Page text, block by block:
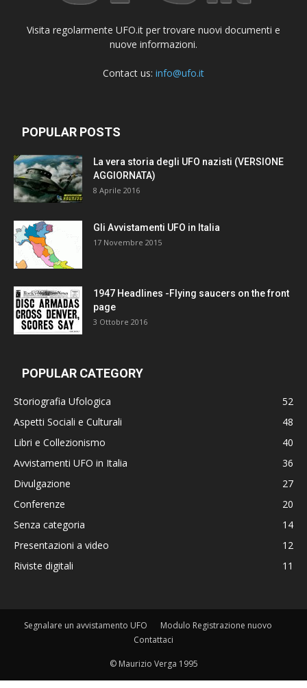
Visita regolarmente UFO.it per trovare nuovi documenti e
nuove informazioni.
Contact us: info@ufo.it
POPULAR POSTS
La vera storia degli UFO nazisti (VERSIONE
AGGIORNATA)
8 Aprile 2016
Gli Avvistamenti UFO in Italia
17 Novembre 2015
1947 Headlines -Flying saucers on the front
page
3 Ottobre 2016
POPULAR CATEGORY
Storiografia Ufologica
52
Aspetti Sociali e Culturali
48
Libri e Collezionismo
40
Avvistamenti UFO in Italia
36
Divulgazione
27
Conferenze
20
Senza categoria
14
Presentazioni a video
12
Riviste digitali
11
Segnalare un avvistamento UFO
Modulo Registrazione nuovo
Contattaci
© Maurizio Verga 1995